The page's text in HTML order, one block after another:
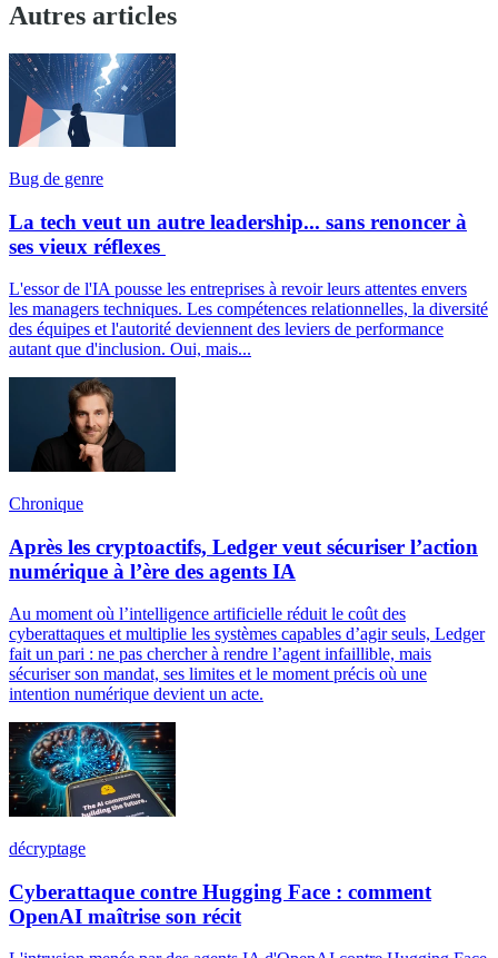
Autres articles
Bug de genre
La tech veut un autre leadership... sans renoncer à
ses vieux réflexes
L'essor de l'IA pousse les entreprises à revoir leurs attentes envers
les managers techniques. Les compétences relationnelles, la diversité
des équipes et l'autorité deviennent des leviers de performance
autant que d'inclusion. Oui, mais...
Chronique
Après les cryptoactifs, Ledger veut sécuriser l’action
numérique à l’ère des agents IA
Au moment où l’intelligence artificielle réduit le coût des
cyberattaques et multiplie les systèmes capables d’agir seuls, Ledger
fait un pari : ne pas chercher à rendre l’agent infaillible, mais
sécuriser son mandat, ses limites et le moment précis où une
intention numérique devient un acte.
décryptage
Cyberattaque contre Hugging Face : comment
OpenAI maîtrise son récit